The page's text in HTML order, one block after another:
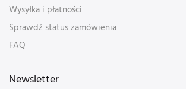
Wysyłka i płatności
Sprawdź status zamówienia
FAQ
Newsletter